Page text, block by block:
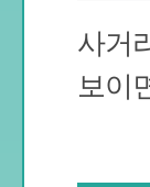
사거
보이